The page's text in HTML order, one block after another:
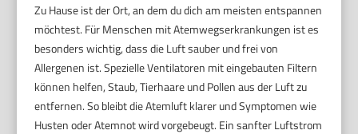
Zu Hause ist der Ort, an dem du dich am meisten entspannen
möchtest. Für Menschen mit Atemwegserkrankungen ist es
besonders wichtig, dass die Luft sauber und frei von
Allergenen ist. Spezielle Ventilatoren mit eingebauten Filtern
können helfen, Staub, Tierhaare und Pollen aus der Luft zu
entfernen. So bleibt die Atemluft klarer und Symptomen wie
Husten oder Atemnot wird vorgebeugt. Ein sanfter Luftstrom